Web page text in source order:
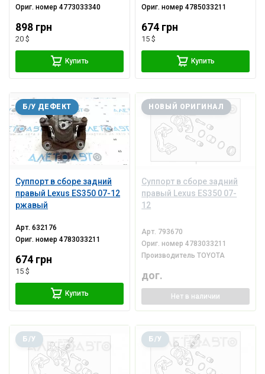
Ориг. номер4773033340
898 грн
20 $
Купить
Ориг. номер4785033211
674 грн
15 $
Купить
Суппорт в сборе задний
правый Lexus ES350 07-12
ржавый
Б/У ДЕФЕКТ
Арт.632176
Ориг. номер4783033211
674 грн
15 $
Купить
Суппорт в сборе задний
правый Lexus ES350 07-
12
НОВЫЙ ОРИГИНАЛ
Арт. 793670
Ориг. номер4783033211
ПроизводительTOYOTA
дог.
Нет в наличии
Б/У Б/У